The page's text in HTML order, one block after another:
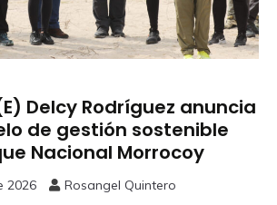
Delcy Rodríguez anuncia
de gestión sostenible
Nacional Morrocoy
2026 Rosangel Quintero